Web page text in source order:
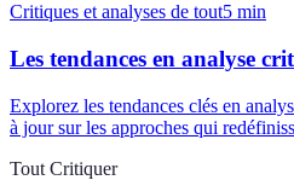
Critiques et analyses de tout5 min
Les tendances en analyse
Explorez les tendances clés en
à jour sur les approches qui
Tout Critiquer